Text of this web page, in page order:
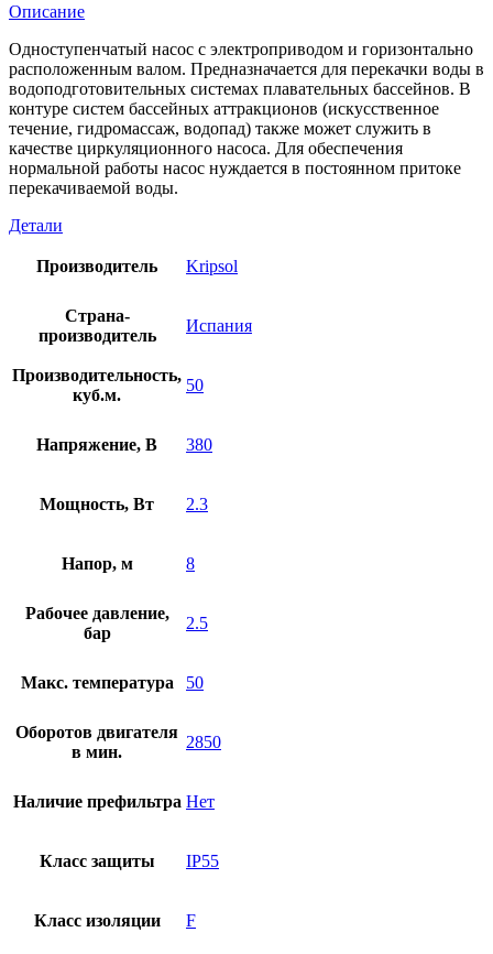
Описание
Одноступенчатый насос с электроприводом и горизонтально
расположенным валом. Предназначается для перекачки воды в
водоподготовительных системах плавательных бассейнов. В
контуре систем бассейных аттракционов (искусственное
течение, гидромассаж, водопад) также может служить в
качестве циркуляционного насоса. Для обеспечения
нормальной работы насос нуждается в постоянном притоке
перекачиваемой воды.
Детали
Производитель Kripsol
Страна-
производитель
Испания
Производительность,
куб.м.
50
Напряжение, В 380
Мощность, Вт 2.3
Напор, м 8
Рабочее давление,
бар
2.5
Макс. температура 50
Оборотов двигателя
в мин.
2850
Наличие префильтра Нет
Класс защиты IP55
Класс изоляции F